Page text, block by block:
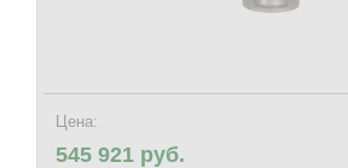
Цена:
545 921 руб.